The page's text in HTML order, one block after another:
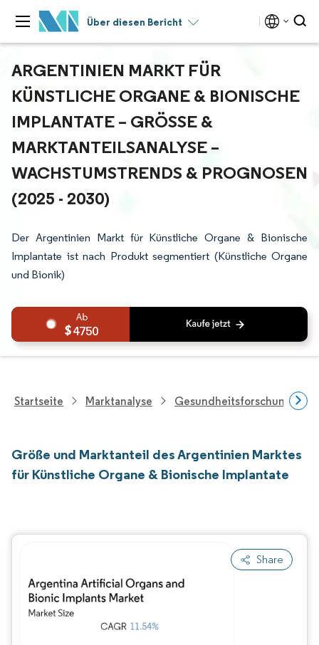
Über diesen Bericht
ARGENTINIEN MARKT FÜR
KÜNSTLICHE ORGANE & BIONISCHE
IMPLANTATE – GRÖSSE & M
ARKTANTEILSANALYSE – W
ACHSTUMSTRENDS & PROGNOSEN (
2025 - 2030)
Der Argentinien Markt für Künstliche Organe & Bionische
Implantate ist nach Produkt segmentiert (Künstliche Organe
und Bionik)
4750
Startseite Marktanalyse Gesundheitsforschung
Größe und Marktanteil des Argentinien Marktes
für Künstliche Organe & Bionische Implantate
Share